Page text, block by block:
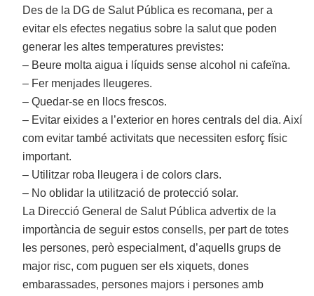
Des de la DG de Salut Pública es recomana, per a
evitar els efectes negatius sobre la salut que poden
generar les altes temperatures previstes:
– Beure molta aigua i líquids sense alcohol ni cafeïna.
– Fer menjades lleugeres.
– Quedar-se en llocs frescos.
– Evitar eixides a l’exterior en hores centrals del dia. Així
com evitar també activitats que necessiten esforç físic
important.
– Utilitzar roba lleugera i de colors clars.
– No oblidar la utilització de protecció solar.
La Direcció General de Salut Pública advertix de la
importància de seguir estos consells, per part de totes
les persones, però especialment, d’aquells grups de
major risc, com puguen ser els xiquets, dones
embarassades, persones majors i persones amb